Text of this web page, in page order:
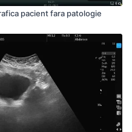
pacient fara patologie